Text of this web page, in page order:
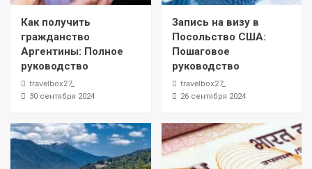
Как получить
гражданство
Аргентины: Полное
руководство
travelbox27_
30 сентября 2024
Запись на визу в
Посольство США:
Пошаговое
руководство
travelbox27_
26 сентября 2024